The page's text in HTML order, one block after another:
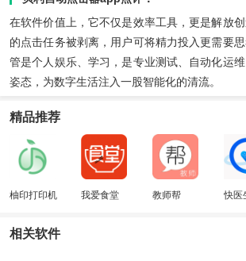
在软件价值上，它不仅是效率工具，更是解放
的点击任务被剥离，用户可将精力投入更需要
管是个人娱乐、学习，是专业测试、自动化运
姿态，为数字生活注入一股智能化的清流。
精品推荐
柚印打印机 我爱食堂 教师帮 快医
相关软件